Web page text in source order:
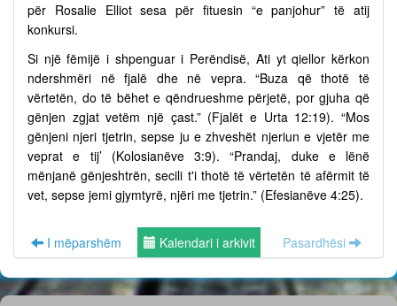
për Rosalie Elliot sesa për fituesin “e panjohur” të atij
konkursi.
Si një fëmijë i shpenguar i Perëndisë, Ati yt qiellor kërkon
ndershmëri në fjalë dhe në vepra. “Buza që thotë të
vërtetën, do të bëhet e qëndrueshme përjetë, por gjuha që
gënjen zgjat vetëm një çast.” (Fjalët e Urta 12:19). “Mos
gënjeni njeri tjetrin, sepse ju e zhveshët njeriun e vjetër me
veprat e tij’ (Kolosianëve 3:9). “Prandaj, duke e lënë
mënjanë gënjeshtrën, secili t'i thotë të vërtetën të afërmit të
vet, sepse jemi gjymtyrë, njëri me tjetrin.” (Efesianëve 4:25).
I mëparshëm Kalendari i arkivit Pasardhësi